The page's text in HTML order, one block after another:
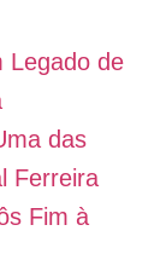
Legado de
das
Ferreira
Fim à